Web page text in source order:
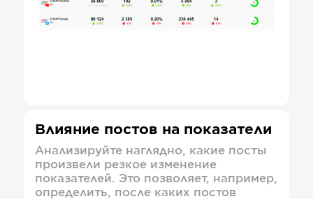
Влияние постов на показатели
Анализируйте наглядно, какие посты
произвели резкое изменение
показателей. Это позволяет, например,
определить, после каких постов